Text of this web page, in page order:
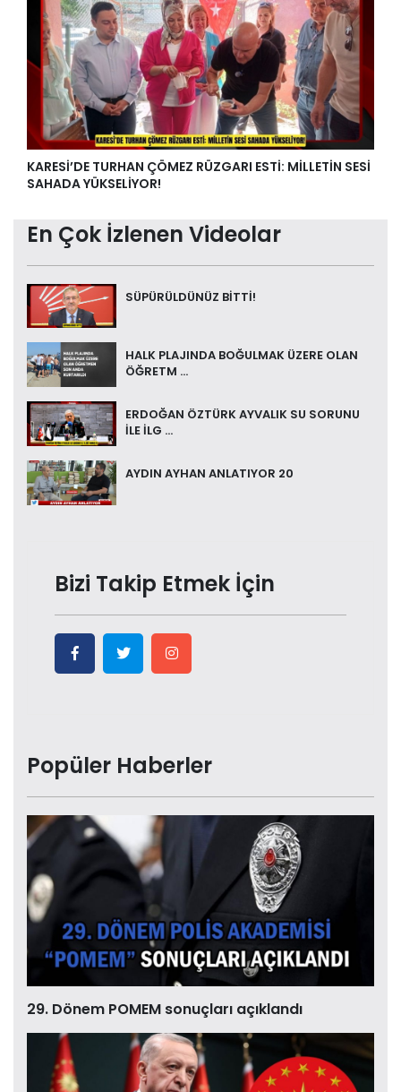
KARESİ’DE TURHAN ÇÖMEZ RÜZGARI ESTİ: MİLLETİN SESİ
SAHADA YÜKSELİYOR!
En Çok İzlenen Videolar
SÜPÜRÜLDÜNÜZ BİTTİ!
HALK PLAJINDA BOĞULMAK ÜZERE OLAN
ÖĞRETM ...
ERDOĞAN ÖZTÜRK AYVALIK SU SORUNU
İLE İLG ...
AYDIN AYHAN ANLATIYOR 20
Bizi Takip Etmek İçin
Popüler Haberler
29. Dönem POMEM sonuçları açıklandı